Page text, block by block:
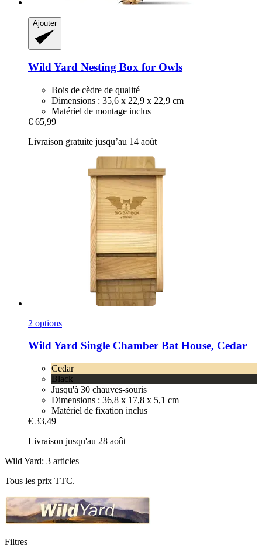
Ajouter
Wild Yard Nesting Box for Owls
Bois de cèdre de qualité
Dimensions : 35,6 x 22,9 x 22,9 cm
Matériel de montage inclus
€ 65,99
Livraison gratuite jusqu’au 14 août
2 options
Wild Yard Single Chamber Bat House, Cedar
Cedar
Black
Jusqu'à 30 chauves-souris
Dimensions : 36,8 x 17,8 x 5,1 cm
Matériel de fixation inclus
€ 33,49
Livraison jusqu'au 28 août
Wild Yard: 3 articles
Tous les prix TTC.
Filtres